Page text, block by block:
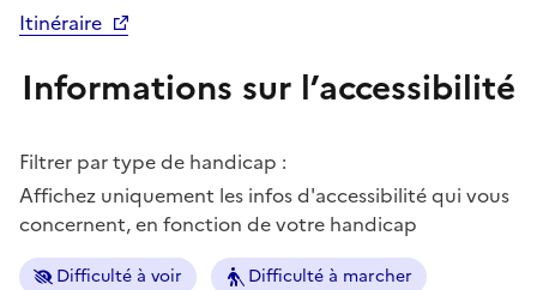
Itinéraire
Informations sur l’accessibilité
Filtrer par type de handicap :
Affichez uniquement les infos d'accessibilité qui vous
concernent, en fonction de votre handicap
Difficulté à voir Difficulté à marcher